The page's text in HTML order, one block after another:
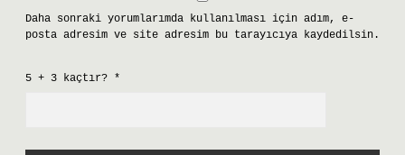
Daha sonraki yorumlarımda kullanılması için adım, e-
posta adresim ve site adresim bu tarayıcıya kaydedilsin.
5 + 3 kaçtır? *